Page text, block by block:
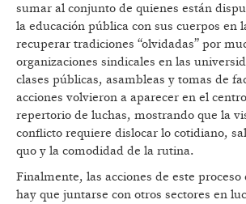
sumar al conjunto de quienes están
la educación pública con sus cuerpos en
recuperar tradiciones “olvidadas” por
organizaciones sindicales en las
clases públicas, asambleas y tomas de
acciones volvieron a aparecer en el
repertorio de luchas, mostrando que la
conflicto requiere dislocar lo cotidiano,
quo y la comodidad de la rutina.
Finalmente, las acciones de este
hay que juntarse con otros sectores en